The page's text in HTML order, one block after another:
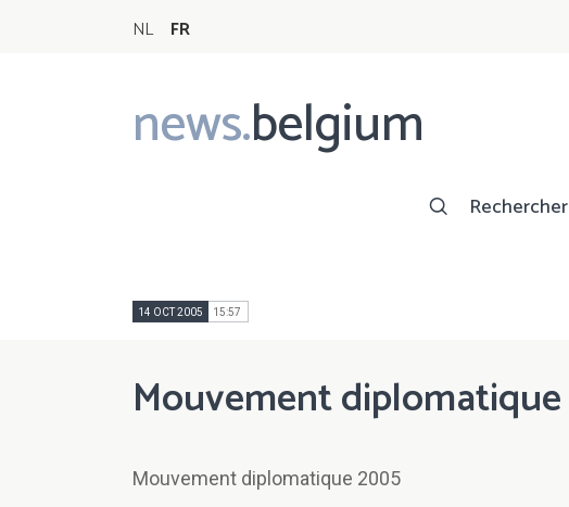
NL FR
news.belgium
Main
navigation
14 OCT 2005 15:57
Mouvement
Mouvement diplomatique 2005